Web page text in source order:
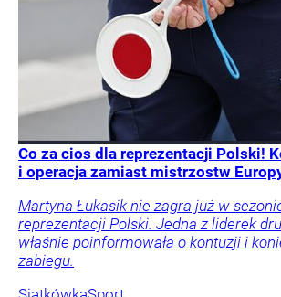
Co za cios dla reprezentacji Polski!
i operacja zamiast mistrzostw
Martyna Łukasik nie zagra już w
reprezentacji Polski. Jedna z liderek
właśnie poinformowała o kontuzji i
zabiegu.